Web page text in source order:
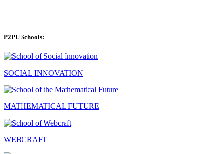
P2PU Schools:
SOCIAL INNOVATION
MATHEMATICAL FUTURE
WEBCRAFT